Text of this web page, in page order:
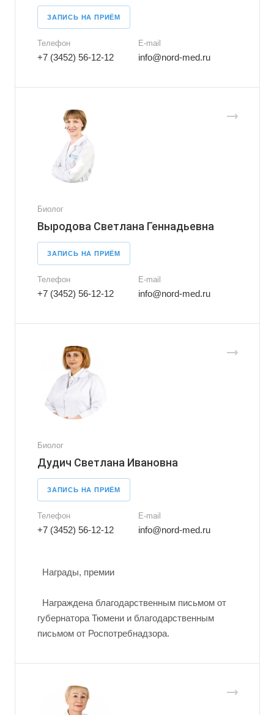
ЗАПИСЬ НА ПРИЁМ
Телефон
+7 (3452) 56-12-12
E-mail
info@nord-med.ru
Биолог
Выродова Светлана Геннадьевна
ЗАПИСЬ НА ПРИЁМ
Телефон
+7 (3452) 56-12-12
E-mail
info@nord-med.ru
Биолог
Дудич Светлана Ивановна
ЗАПИСЬ НА ПРИЁМ
Телефон
+7 (3452) 56-12-12
E-mail
info@nord-med.ru
Награды, премии
Награждена благодарственным письмом от
губернатора Тюмени и благодарственным
письмом от Роспотребнадзора.